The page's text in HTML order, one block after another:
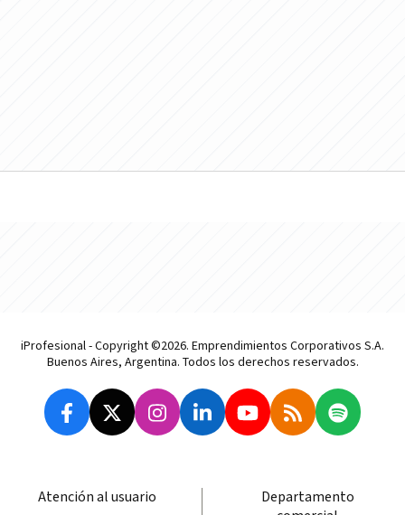
iProfesional - Copyright ©2026. Emprendimientos Corporativos S.A.
Buenos Aires, Argentina. Todos los derechos reservados.
Atención al usuario
Departamento